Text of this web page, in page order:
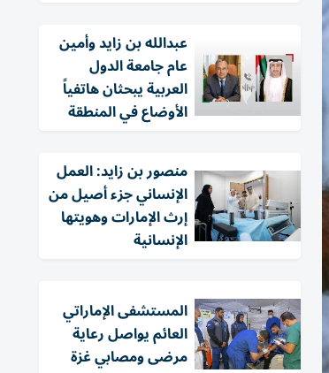
عبدالله بن زايد وأمين
عام جامعة الدول
العربية يبحثان هاتفياً
الأوضاع في المنطقة
منصور بن زايد: العمل
الإنساني جزء أصيل من
إرث الإمارات وهويتها
الإنسانية
المستشفى الإماراتي
العائم يواصل رعاية
مرضى ومصابي غزة